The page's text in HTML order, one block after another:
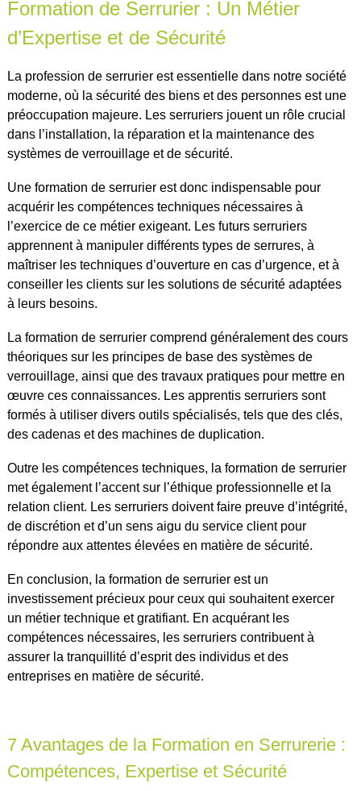
Formation de Serrurier : Un Métier
d’Expertise et de Sécurité
La profession de serrurier est essentielle dans notre société
moderne, où la sécurité des biens et des personnes est une
préoccupation majeure. Les serruriers jouent un rôle crucial
dans l’installation, la réparation et la maintenance des
systèmes de verrouillage et de sécurité.
Une formation de serrurier est donc indispensable pour
acquérir les compétences techniques nécessaires à
l’exercice de ce métier exigeant. Les futurs serruriers
apprennent à manipuler différents types de serrures, à
maîtriser les techniques d’ouverture en cas d’urgence, et à
conseiller les clients sur les solutions de sécurité adaptées
à leurs besoins.
La formation de serrurier comprend généralement des cours
théoriques sur les principes de base des systèmes de
verrouillage, ainsi que des travaux pratiques pour mettre en
œuvre ces connaissances. Les apprentis serruriers sont
formés à utiliser divers outils spécialisés, tels que des clés,
des cadenas et des machines de duplication.
Outre les compétences techniques, la formation de serrurier
met également l’accent sur l’éthique professionnelle et la
relation client. Les serruriers doivent faire preuve d’intégrité,
de discrétion et d’un sens aigu du service client pour
répondre aux attentes élevées en matière de sécurité.
En conclusion, la formation de serrurier est un
investissement précieux pour ceux qui souhaitent exercer
un métier technique et gratifiant. En acquérant les
compétences nécessaires, les serruriers contribuent à
assurer la tranquillité d’esprit des individus et des
entreprises en matière de sécurité.
7 Avantages de la Formation en Serrurerie :
Compétences, Expertise et Sécurité